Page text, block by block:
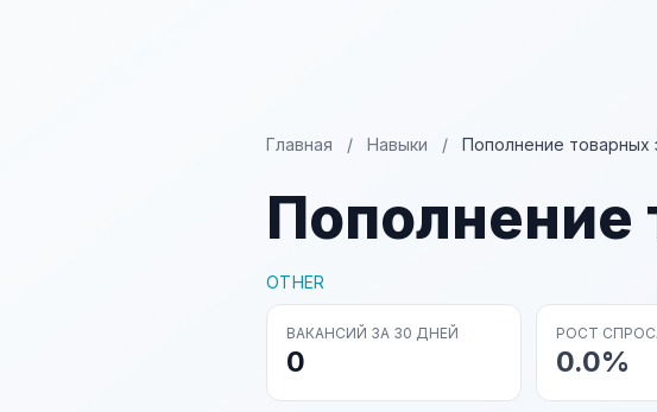
Главная / Навыки / Пополнение товарных
Пополнение
OTHER
ВАКАНСИЙ ЗА 30 ДНЕЙ
0
РОСТ
0.0%